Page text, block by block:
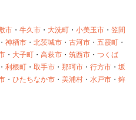
市 ・ 牛久市 ・ 大洗町 ・ 小美玉市 ・ 笠間
・ 神栖市 ・ 北茨城市 ・ 古河市 ・ 五霞町 ・
・ 大子町 ・ 高萩市 ・ 筑西市 ・ つくば
・ 利根町 ・ 取手市 ・ 那珂市 ・ 行方市 ・ 坂
・ ひたちなか市 ・ 美浦村 ・ 水戸市 ・ 鉾